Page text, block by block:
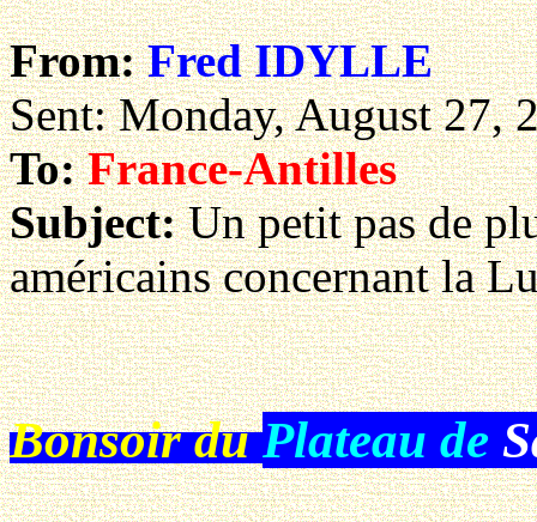
From:Fred IDYLLE
Sent: Monday, August 27,
To: France-Antilles
Subject:Un petit pas de
américains concernant la
Bonsoir duPlateau de